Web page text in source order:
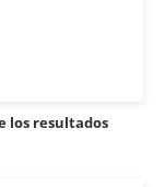
los resultados